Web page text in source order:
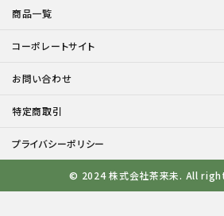
商品一覧
コーポレートサイト
お問い合わせ
特定商取引
プライバシーポリシー
© 2024 株式会社茶来未. All